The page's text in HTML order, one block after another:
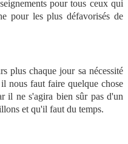
pour tous ceux qui
pour les plus défavorisés de
plus chaque jour sa nécessité
nous faut faire quelque chose
il ne s'agira bien sûr pas d'un
et qu'il faut du temps.